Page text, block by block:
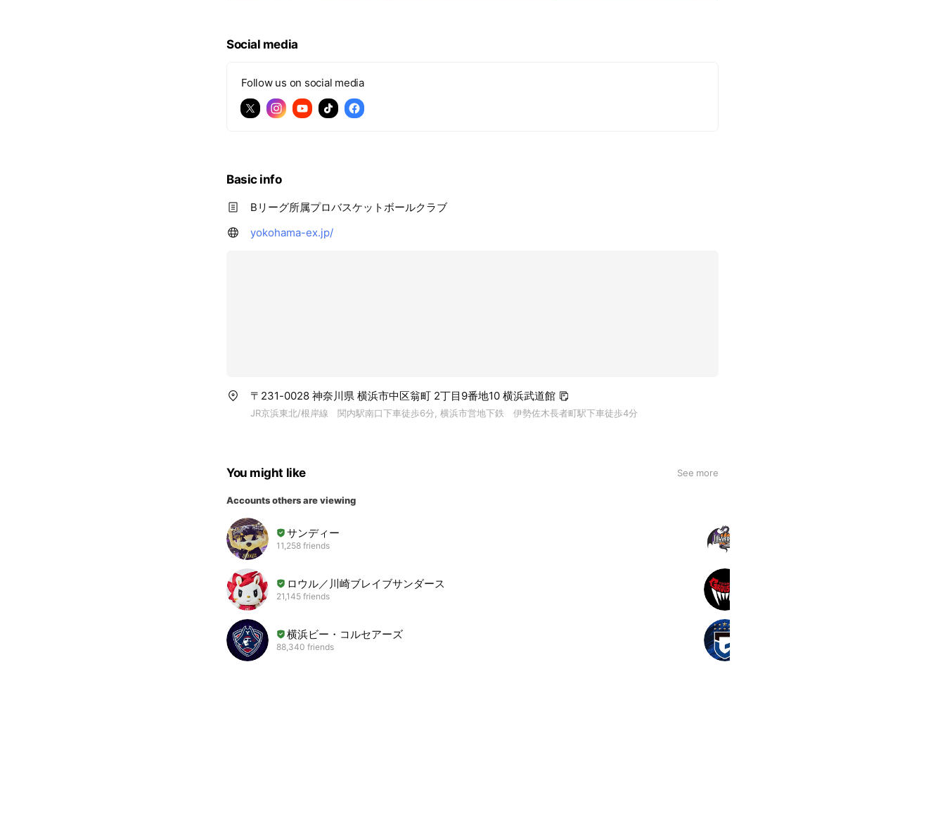
Social media
Follow us on social media
Basic info
Bリーグ所属プロバスケットボールクラブ
yokohama-ex.jp/
〒231-0028 神奈川県 横浜市中区翁町 2丁目9番地10 横浜武道館
JR京浜東北/根岸線 関内駅南口下車徒歩6分, 横浜市営地下鉄 伊勢佐木長者町駅下車徒歩4分
You might like See more
Accounts others are viewing
サンディー
11,258 friends
ロウル／川崎ブレイブサンダース
21,145 friends
横浜ビー・コルセアーズ
88,340 friends